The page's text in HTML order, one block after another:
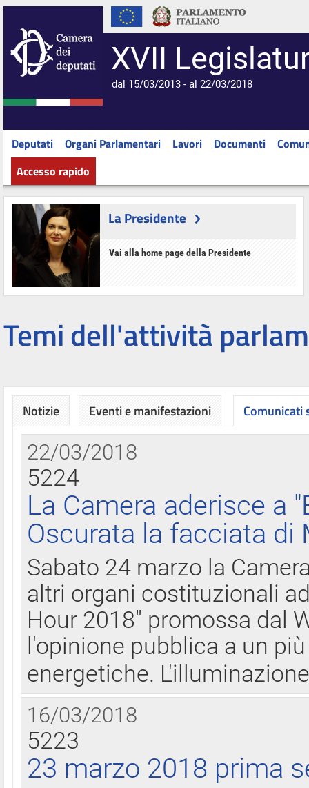
XVII
dal 15/03/2013 - al 22/03/2018
Deputati Organi Parlamentari Lavori Documenti
Accesso rapido
La Presidente
Vai alla home page della Presidente
Temi dell'attività
Notizie Eventi e manifestazioni Comunicati
22/03/2018
5224
La Camera aderisce a
Oscurata la facciata di
Sabato 24 marzo la
altri organi costituzionali
Hour 2018" promossa dal
l'opinione pubblica a un
energetiche.
16/03/2018
5223
23 marzo 2018 prima